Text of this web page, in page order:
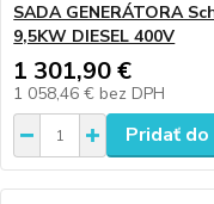
SADA GENERÁTORA
9,5KW DIESEL 400V
1 301,90 €
1 058,46 € bez DPH
Pridať do